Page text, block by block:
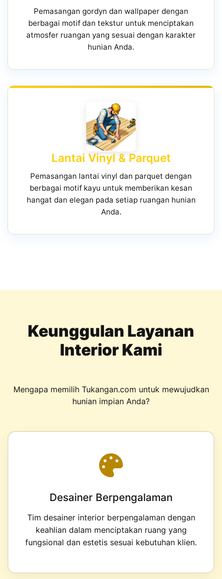
Pemasangan gordyn dan wallpaper dengan
berbagai motif dan tekstur untuk menciptakan
atmosfer ruangan yang sesuai dengan karakter
hunian Anda.
Lantai Vinyl & Parquet
Pemasangan lantai vinyl dan parquet dengan
berbagai motif kayu untuk memberikan kesan
hangat dan elegan pada setiap ruangan hunian
Anda.
Keunggulan Layanan
Interior Kami
Mengapa memilih Tukangan.com untuk mewujudkan
hunian impian Anda?
Desainer Berpengalaman
Tim desainer interior berpengalaman dengan
keahlian dalam menciptakan ruang yang
fungsional dan estetis sesuai kebutuhan klien.